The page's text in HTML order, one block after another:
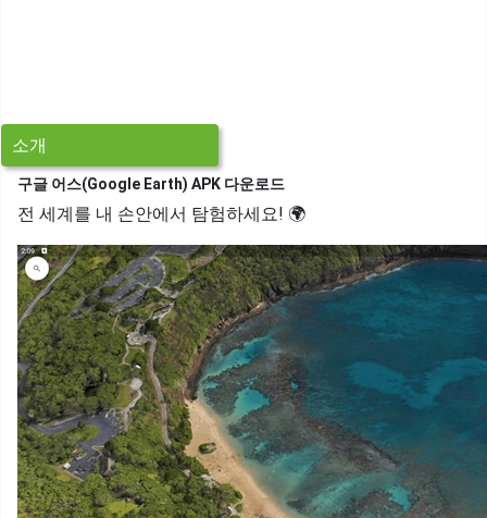
소개
구글 어스(Google Earth) APK 다운로드
전 세계를 내 손안에서 탐험하세요! 🌍